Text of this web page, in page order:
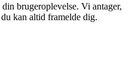
brugeroplevelse. Vi antager,
kan altid framelde dig.